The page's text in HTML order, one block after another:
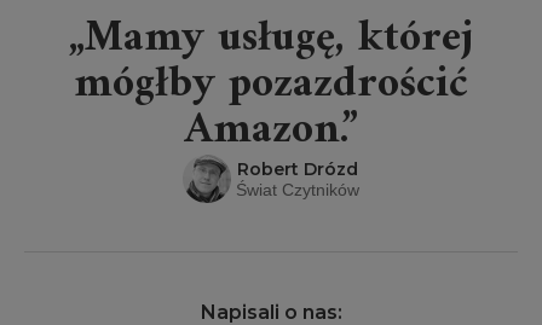
„Mamy usługę, której
mógłby pozazdrościć
Amazon.”
Robert Drózd
Świat Czytników
Napisali o nas: